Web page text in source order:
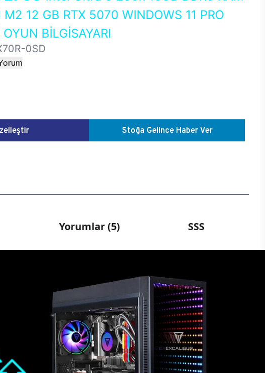
12 GB RTX 5070 WINDOWS 11 PRO
BİLGİSAYARI
0SD
Stoğa Gelince Haber Ver
Yorumlar (5) SSS